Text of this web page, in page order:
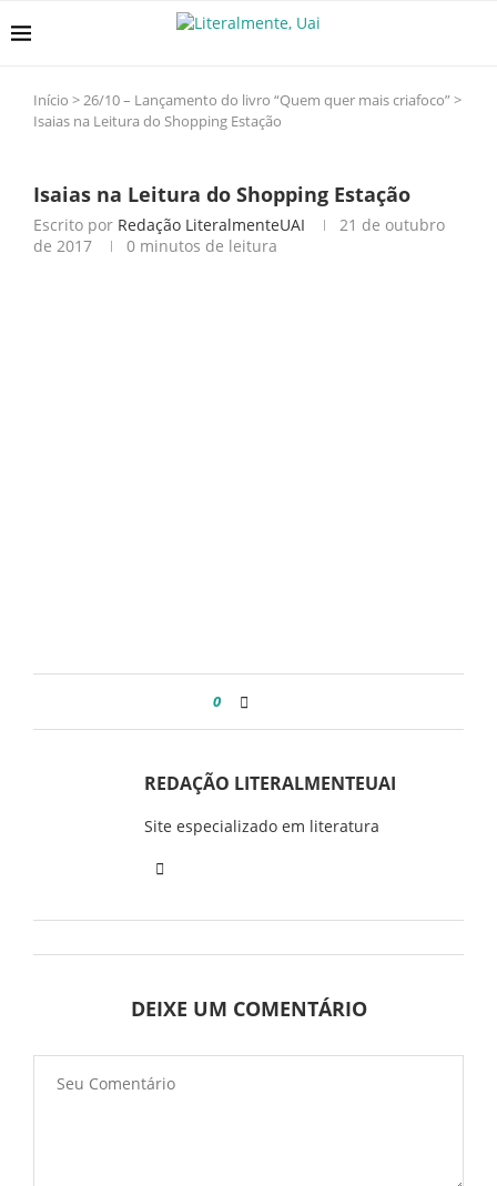
Início >26/10 – Lançamento do livro “Quem quer mais criafoco”>
Isaias na Leitura do Shopping Estação
Isaias na Leitura do Shopping Estação
Escrito por Redação LiteralmenteUAI
21 de outubro
de 2017
0 minutos de leitura
0
REDAÇÃO LITERALMENTEUAI
Site especializado em literatura
DEIXE UM COMENTÁRIO